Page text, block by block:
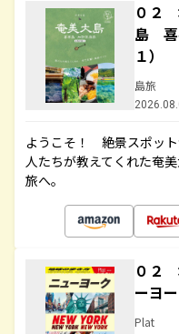
０２
島 喜
１）
島旅
ようこそ！ 絶景スポッ
人たちが教えてくれた奄
旅へ。
０２
ーヨ
Plat